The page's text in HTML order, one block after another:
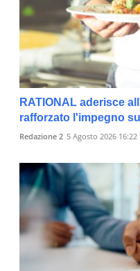
RATIONAL aderisce
rafforzato l'impegno
Redazione 2 5 Agosto 2026 16:22